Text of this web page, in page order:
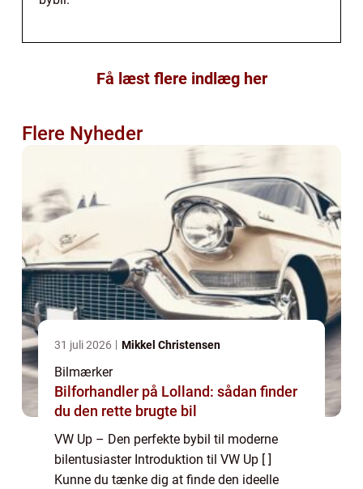
Få læst flere indlæg her
Flere Nyheder
31 juli 2026 Mikkel Christensen
Bilmærker
Bilforhandler på Lolland: sådan finder
du den rette brugte bil
VW Up – Den perfekte bybil til moderne
bilentusiaster Introduktion til VW Up [ ]
Kunne du tænke dig at finde den ideelle